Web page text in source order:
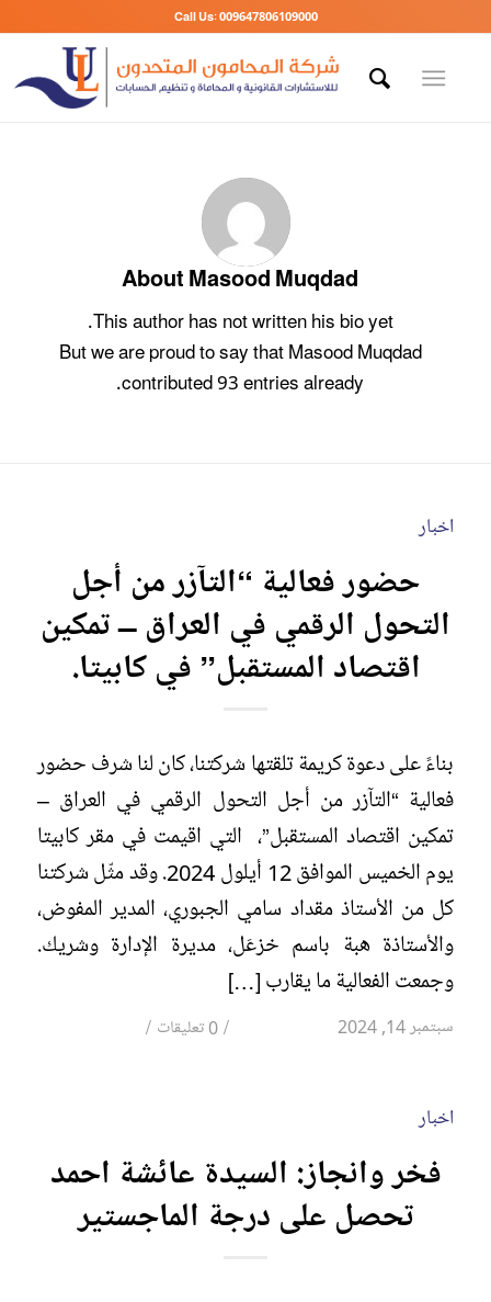
Call Us: 009647806109000
About Masood Muqdad
This author has not written his bio yet.
But we are proud to say that Masood Muqdad
contributed 93 entries already.
اخبار
حضور فعالية “التآزر من أجل
التحول الرقمي في العراق – تمكين
اقتصاد المستقبل” في كابيتا.
بناءً على دعوة كريمة تلقتها شركتنا، كان لنا شرف حضور
فعالية “التآزر من أجل التحول الرقمي في العراق –
تمكين اقتصاد المستقبل”، التي اقيمت في مقر كابيتا
يوم الخميس الموافق 12 أيلول 2024. وقد مثّل شركتنا
كل من الأستاذ مقداد سامي الجبوري، المدير المفوض،
والأستاذة هبة باسم خزعَل، مديرة الإدارة وشريك.
وجمعت الفعالية ما يقارب […]
سبتمبر 14, 2024 / 0 تعليقات /
اخبار
فخر وانجاز: السيدة عائشة احمد
تحصل على درجة الماجستير